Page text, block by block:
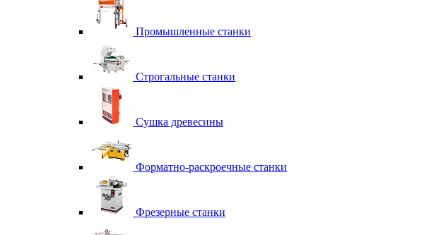
Промышленные станки
Строгальные станки
Сушка древесины
Форматно-раскроечные станки
Фрезерные станки